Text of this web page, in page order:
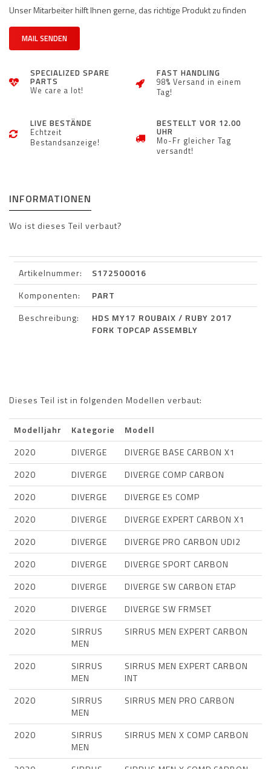
Unser Mitarbeiter hilft Ihnen gerne, das richtige Produkt zu finden
MAIL SENDEN
SPECIALIZED SPARE
PARTS
We care a lot!
FAST HANDLING
98% Versand in einem
Tag!
LIVE BESTÄNDE
Echtzeit
Bestandsanzeige!
BESTELLT VOR 12.00
UHR
Mo-Fr gleicher Tag
versandt!
INFORMATIONEN
Wo ist dieses Teil verbaut?
Artikelnummer:
S172500016
Komponenten:
PART
Beschreibung:
HDS MY17 ROUBAIX / RUBY 2017
FORK TOPCAP ASSEMBLY
Dieses Teil ist in folgenden Modellen verbaut:
Modelljahr Kategorie
Modell
2020
DIVERGE
DIVERGE BASE CARBON X1
2020
DIVERGE
DIVERGE COMP CARBON
2020
DIVERGE
DIVERGE E5 COMP
2020
DIVERGE
DIVERGE EXPERT CARBON X1
2020
DIVERGE
DIVERGE PRO CARBON UDI2
2020
DIVERGE
DIVERGE SPORT CARBON
2020
DIVERGE
DIVERGE SW CARBON ETAP
2020
DIVERGE
DIVERGE SW FRMSET
2020
SIRRUS
MEN
SIRRUS MEN EXPERT CARBON
2020
SIRRUS
MEN
SIRRUS MEN EXPERT CARBON
INT
2020
SIRRUS
MEN
SIRRUS MEN PRO CARBON
2020
SIRRUS
MEN
SIRRUS MEN X COMP CARBON